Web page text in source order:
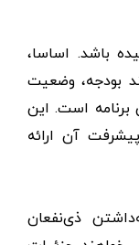
باشد. اساسا،
بودجه، وضعیت
است. این
آن ارائه
ذی‌نفعان